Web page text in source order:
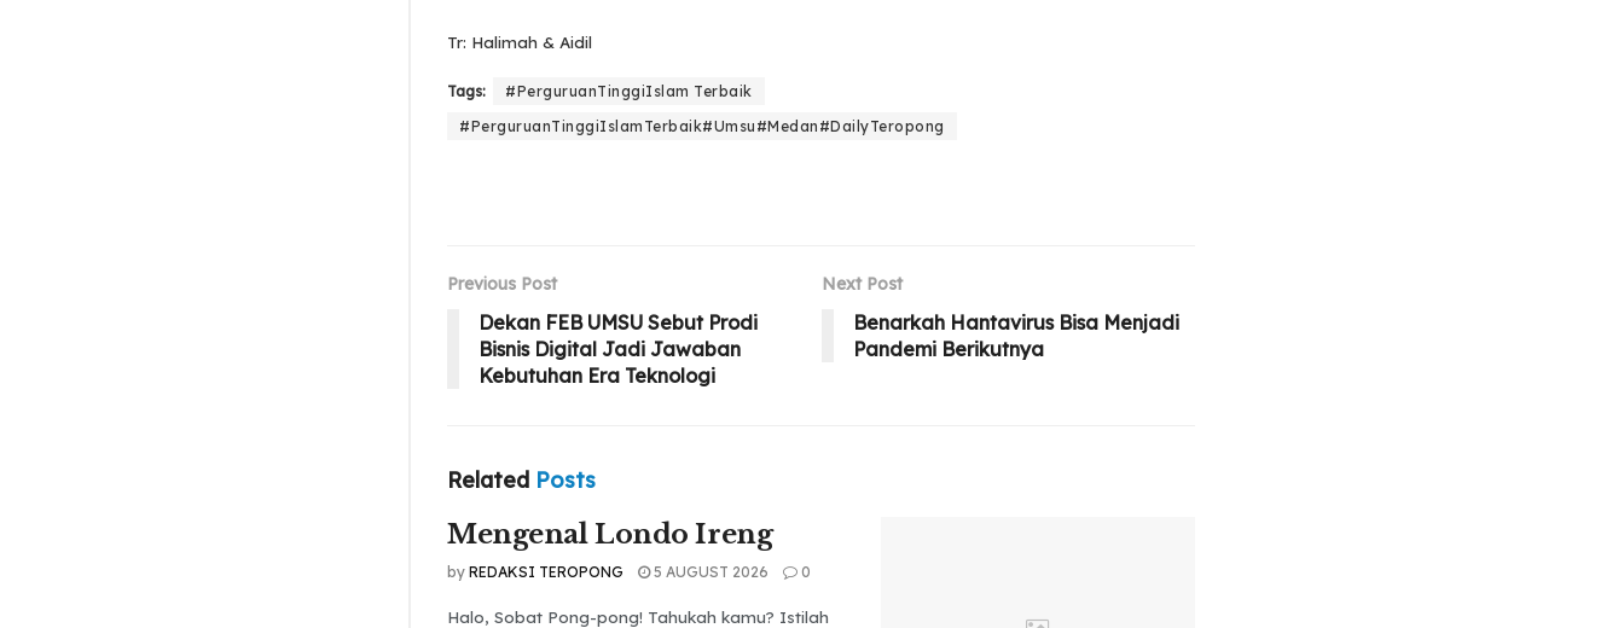
Tr: Halimah & Aidil
Tags:
#PerguruanTinggiIslam Terbaik
#PerguruanTinggiIslamTerbaik#Umsu#Medan#DailyTeropong
Previous Post
Dekan FEB UMSU Sebut Prodi
Bisnis Digital Jadi Jawaban
Kebutuhan Era Teknologi
Next Post
Benarkah Hantavirus Bisa Menjadi
Pandemi Berikutnya
Related Posts
Mengenal Londo Ireng
by REDAKSI TEROPONG 5 AUGUST 2026 0
Halo, Sobat Pong-pong! Tahukah kamu? Istilah